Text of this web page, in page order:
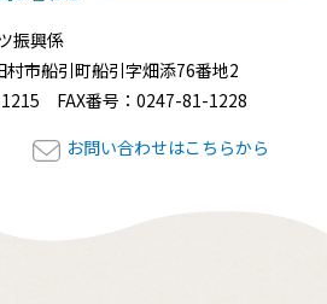
振興係
村市船引町船引字畑添76番地2
FAX番号：0247-81-1228
お問い合わせはこちらから